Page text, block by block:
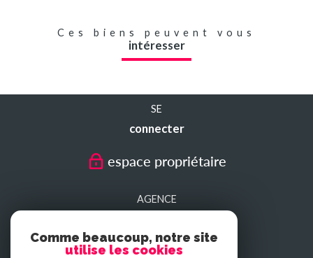
Ces biens peuvent vous
intéresser
SE
connecter
espace propriétaire
AGENCE
Comme beaucoup, notre site
utilise les cookies